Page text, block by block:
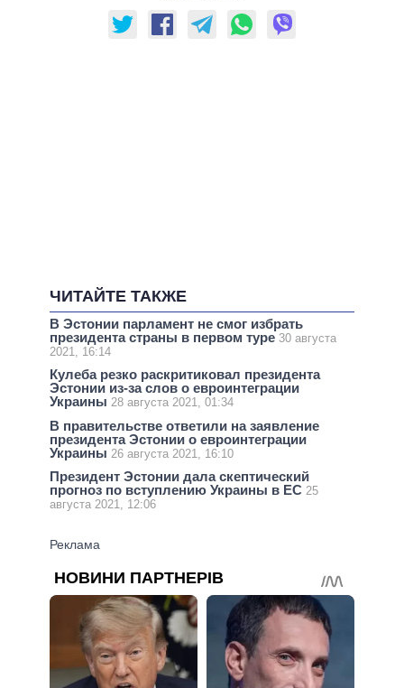
ЧИТАЙТЕ ТАКЖЕ
В Эстонии парламент не смог избрать
президента страны в первом туре 30 августа
2021, 16:14
Кулеба резко раскритиковал президента
Эстонии из-за слов о евроинтеграции
Украины 28 августа 2021, 01:34
В правительстве ответили на заявление
президента Эстонии о евроинтеграции
Украины 26 августа 2021, 16:10
Президент Эстонии дала скептический
прогноз по вступлению Украины в ЕС 25
августа 2021, 12:06